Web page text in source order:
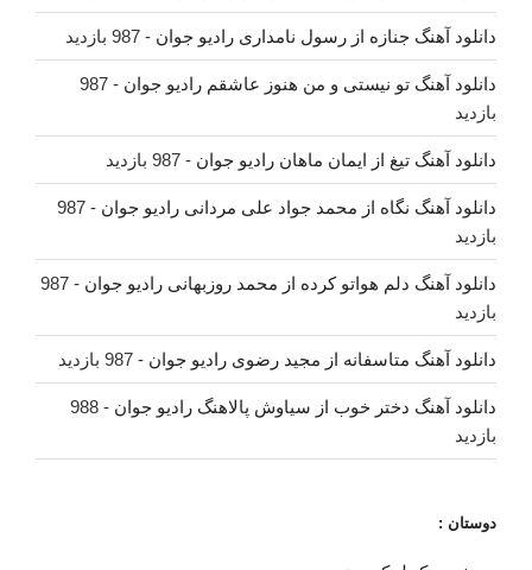
دانلود آهنگ جنازه از رسول نامداری رادیو جوان - 987 بازدید
دانلود آهنگ تو نیستی و من هنوز عاشقم رادیو جوان
- 987
بازدید
دانلود آهنگ تیغ از ایمان ماهان رادیو جوان - 987 بازدید
دانلود آهنگ نگاه از محمد جواد علی مردانی رادیو جوان
- 987
بازدید
دانلود آهنگ دلم هواتو کرده از محمد روزبهانی رادیو جوان
- 987
بازدید
دانلود آهنگ متاسفانه از مجید رضوی رادیو جوان - 987 بازدید
دانلود آهنگ دختر خوب از سیاوش پالاهنگ رادیو جوان
- 988
بازدید
دوستان :